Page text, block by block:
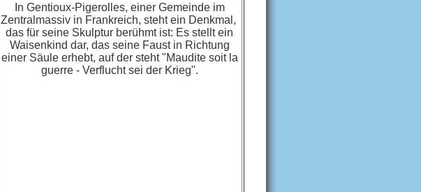
In Gentioux-Pigerolles, einer Gemeinde im
Zentralmassiv in Frankreich, steht ein Denkmal,
das für seine Skulptur berühmt ist: Es stellt ein
Waisenkind dar, das seine Faust in Richtung
einer Säule erhebt, auf der steht "Maudite soit la
guerre - Verflucht sei der Krieg".